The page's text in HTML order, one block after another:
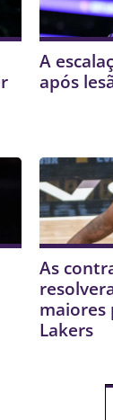
A
após
As
maiores
Lakers